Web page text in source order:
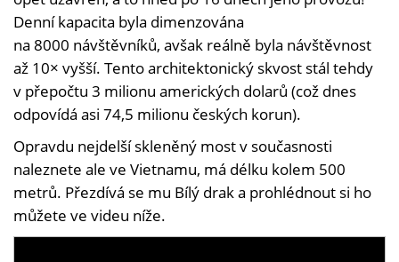
Denní kapacita byla dimenzována
na 8000 návštěvníků, avšak reálně byla návštěvnost
až 10× vyšší. Tento architektonický skvost stál tehdy
v přepočtu 3 milionu amerických dolarů (což dnes
odpovídá asi 74,5 milionu českých korun).
Opravdu nejdelší skleněný most v současnosti
naleznete ale ve Vietnamu, má délku kolem 500
metrů. Přezdívá se mu Bílý drak a prohlédnout si ho
můžete ve videu níže.